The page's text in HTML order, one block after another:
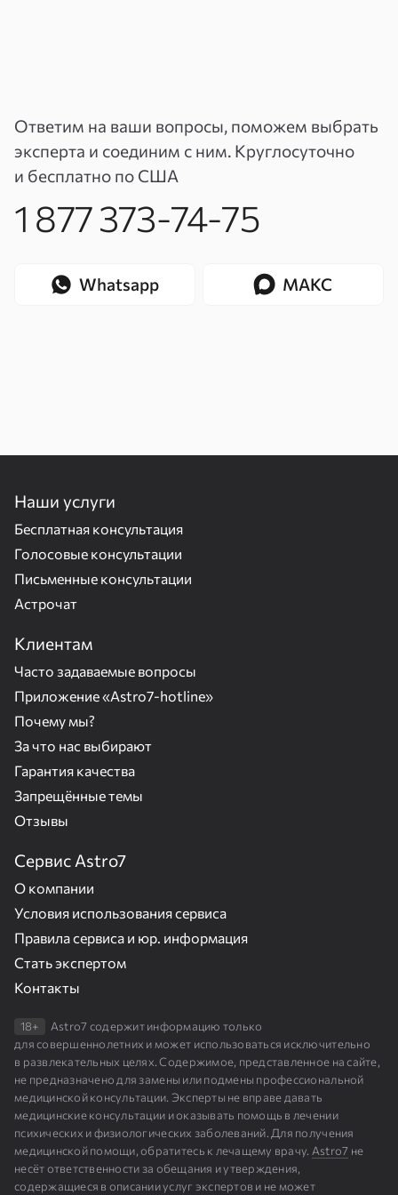
Ответим на ваши вопросы, поможем выбрать
эксперта и соединим с ним. Круглосуточно
и бесплатно по США
1 877 373-74-75
Whatsapp МАКС
Наши услуги
Бесплатная консультация
Голосовые консультации
Письменные консультации
Астрочат
Клиентам
Часто задаваемые вопросы
Приложение «Astro7-hotline»
Почему мы?
За что нас выбирают
Гарантия качества
Запрещённые темы
Отзывы
Сервис Astro7
О компании
Условия использования сервиса
Правила сервиса и юр. информация
Стать экспертом
Контакты
18+
Astro7 содержит информацию только
для совершеннолетних и может использоваться исключительно
в развлекательных целях. Содержимое, представленное на сайте,
не предназначено для замены или подмены профессиональной
медицинской консультации. Эксперты не вправе давать
медицинские консультации и оказывать помощь в лечении
психических и физиологических заболеваний. Для получения
медицинской помощи, обратитесь к лечащему врачу. Astro7 не
несёт ответственности за обещания и утверждения,
содержащиеся в описании услуг экспертов и не может